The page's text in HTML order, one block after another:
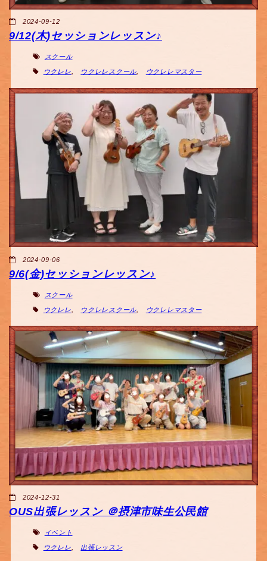
2024-09-12
9/12(木)セッションレッスン♪
スクール
ウクレレ ウクレレスクール, ウクレレマスター
2024-09-06
9/6(金)セッションレッスン♪
スクール
ウクレレ ウクレレスクール, ウクレレマスター
2024-12-31
OUS出張レッスン ＠摂津市味生公民館
イベント
ウクレレ 出張レッスン